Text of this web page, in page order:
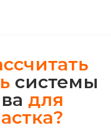
системы
для